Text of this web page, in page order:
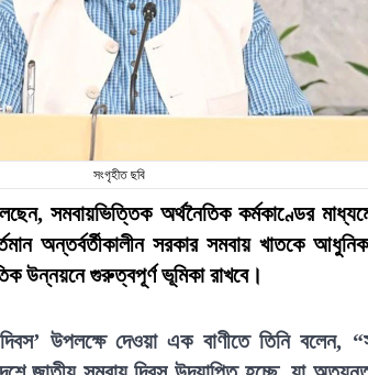
সংগৃহীত ছবি
সমবায়ভিত্তিক অর্থনৈতিক কর্মকাণ্ডের
অন্তর্বর্তীকালীন সরকার সমবায় খাতকে
উন্নয়নে গুরুত্বপূর্ণ ভূমিকা রাখবে।
উপলক্ষে দেওয়া এক বাণীতে তিনি বলেন,